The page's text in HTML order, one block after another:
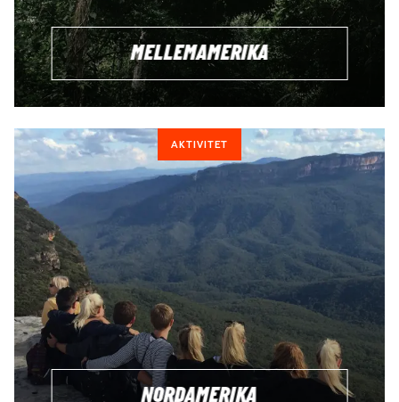
MELLEMAMERIKA
AKTIVITET
NORDAMERIKA